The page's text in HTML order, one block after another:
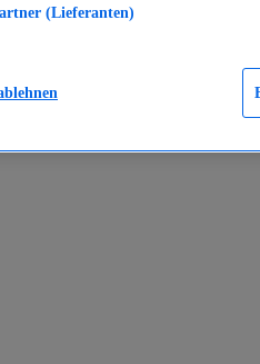
2024
in Deutschland 2005-2025
(Lieferanten)